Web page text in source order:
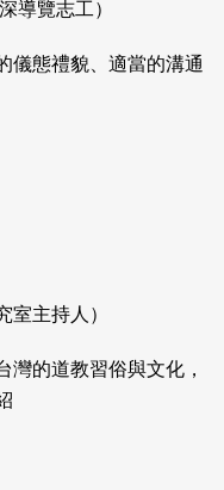
導覽志工）
儀態禮貌、適當的溝通
室主持人）
灣的道教習俗與文化，